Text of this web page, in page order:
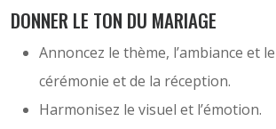
DONNER LE TON DU MARIAGE
Annoncez le thème, l’ambiance et
cérémonie et de la réception.
Harmonisez le visuel et l’émotion.